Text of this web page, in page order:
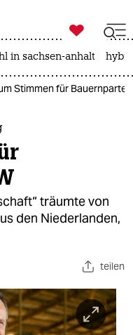

taz zahl ich
in sachsen-anhalt
Stimmen für Bauernpartei
träumte von
den Niederlanden,
teilen